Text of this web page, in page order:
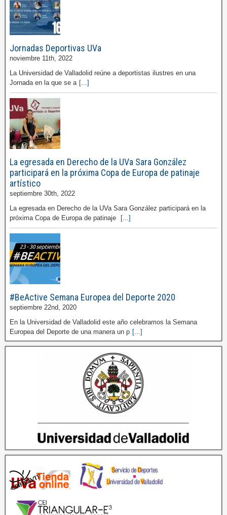
Jornadas Deportivas UVa
noviembre 11th, 2022
La Universidad de Valladolid reúne a deportistas ilustres en una
Jornada en la que se a [...]
La egresada en Derecho de la UVa Sara González
participará en la próxima Copa de Europa de patinaje
artístico
septiembre 30th, 2022
La egresada en Derecho de la UVa Sara González participará en la
próxima Copa de Europa de patinaje
[...]
#BeActive Semana Europea del Deporte 2020
septiembre 22nd, 2020
En la Universidad de Valladolid este año celebramos la Semana
Europea del Deporte de una manera un p [...]